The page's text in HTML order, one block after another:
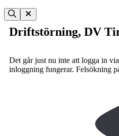
Driftstörning, DV
Det går just nu inte att logga in
inloggning fungerar. Felsökning